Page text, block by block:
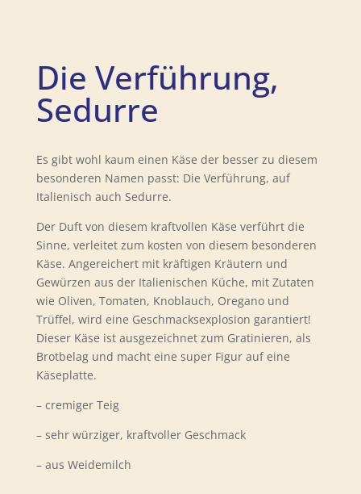
Die Verführung,
Sedurre
Es gibt wohl kaum einen Käse der besser zu diesem
besonderen Namen passt: Die Verführung, auf
Italienisch auch Sedurre.
Der Duft von diesem kraftvollen Käse verführt die
Sinne, verleitet zum kosten von diesem besonderen
Käse. Angereichert mit kräftigen Kräutern und
Gewürzen aus der Italienischen Küche, mit Zutaten
wie Oliven, Tomaten, Knoblauch, Oregano und
Trüffel, wird eine Geschmacksexplosion garantiert!
Dieser Käse ist ausgezeichnet zum Gratinieren, als
Brotbelag und macht eine super Figur auf eine
Käseplatte.
– cremiger Teig
– sehr würziger, kraftvoller Geschmack
– aus Weidemilch